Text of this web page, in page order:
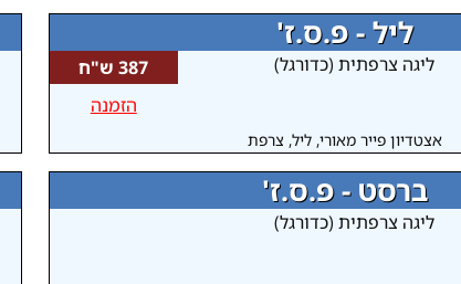
ליל - פ.ס.ז'
ליגה צרפתית (כדורגל)
387 ש"ח
הזמנה
אצטדיון פייר מאורי, ליל, צרפת
ברסט - פ.ס.ז'
ליגה צרפתית (כדורגל)